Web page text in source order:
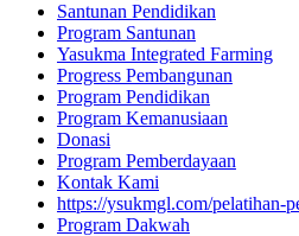
Santunan Pendidikan
Program Santunan
Yasukma Integrated Farming
Progress Pembangunan
Program Pendidikan
Program Kemanusiaan
Donasi
Program Pemberdayaan
Kontak Kami
https://ysukmgl.com/pelatihan-
Program Dakwah